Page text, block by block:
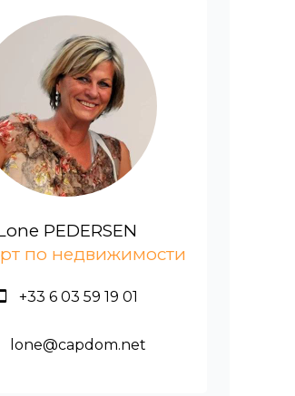
PEDERSEN
по недвижимости
+33 6 03 59 19 01
lone@capdom.net